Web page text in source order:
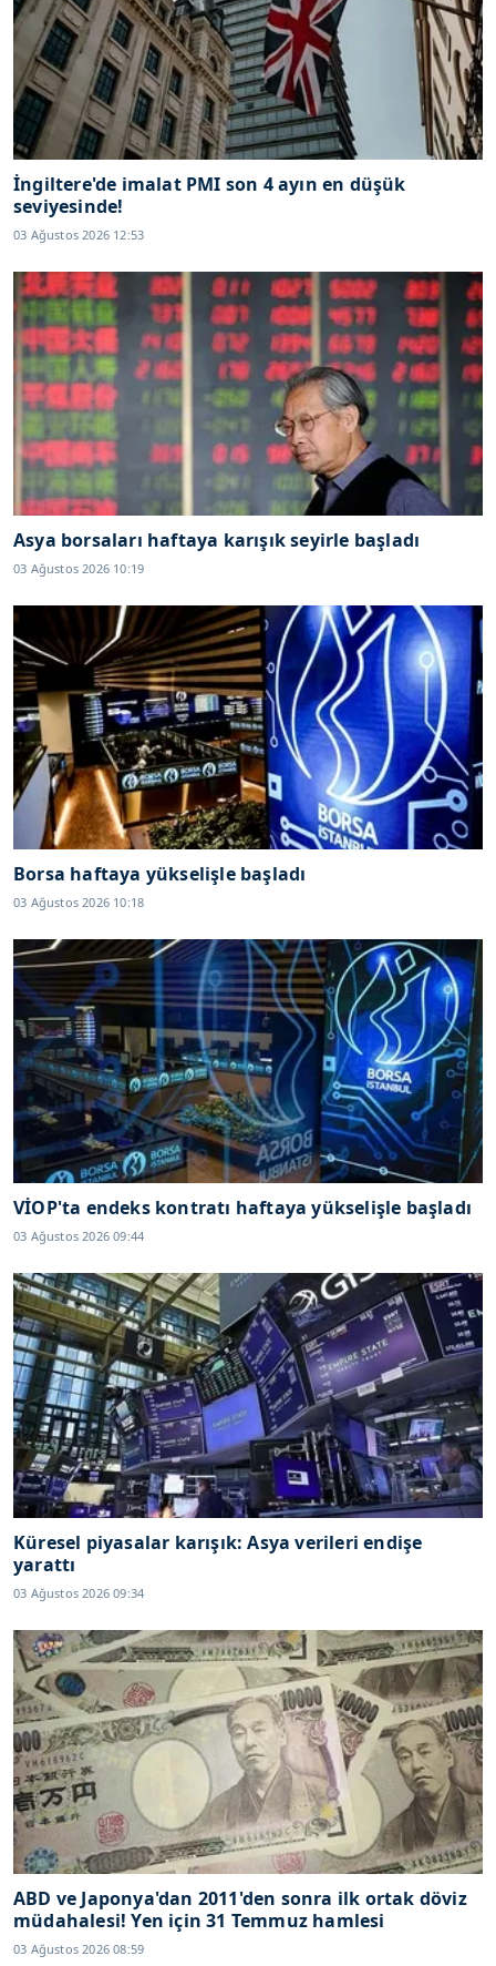
İngiltere'de imalat PMI son 4 ayın en düşük
seviyesinde!
03 Ağustos 2026 12:53
Asya borsaları haftaya karışık seyirle başladı
03 Ağustos 2026 10:19
Borsa haftaya yükselişle başladı
03 Ağustos 2026 10:18
VİOP'ta endeks kontratı haftaya yükselişle başladı
03 Ağustos 2026 09:44
Küresel piyasalar karışık: Asya verileri endişe
yarattı
03 Ağustos 2026 09:34
ABD ve Japonya'dan 2011'den sonra ilk ortak döviz
müdahalesi! Yen için 31 Temmuz hamlesi
03 Ağustos 2026 08:59